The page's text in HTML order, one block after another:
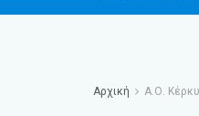
Αρχική Α.Ο.